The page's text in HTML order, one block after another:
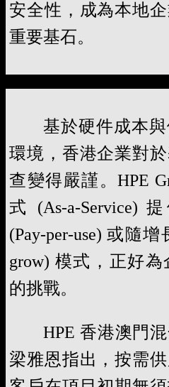
安全性，成為本地
重要基石。
基於硬件成本
環境，香港企業對
查變得嚴謹。HPE
式 (As-a-Service)
(Pay-per-use) 或隨增
grow) 模式，正好
的挑戰。
HPE 香港澳門
梁雅恩指出，按需